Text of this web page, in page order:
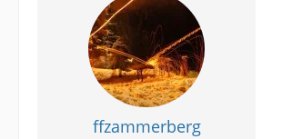
ffzammerberg